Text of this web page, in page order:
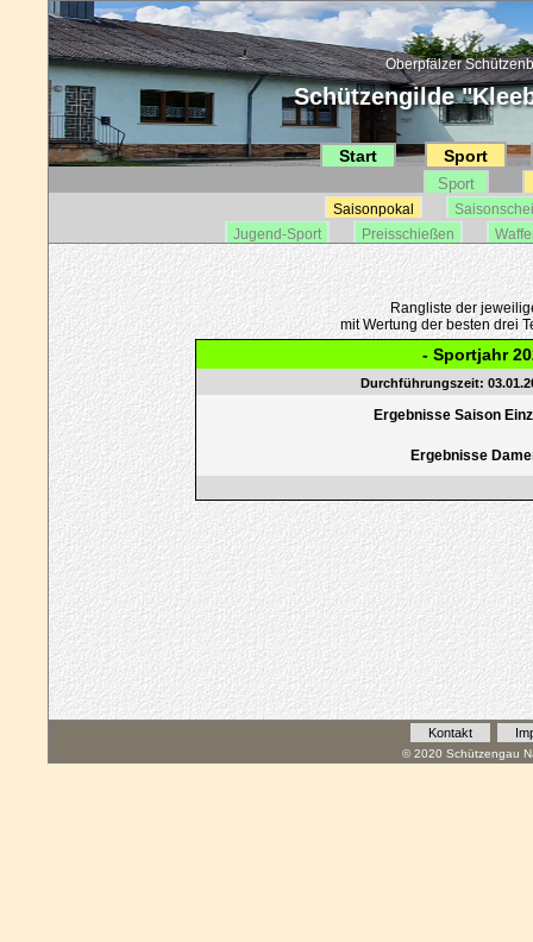
Oberpfälzer
Schützengilde
Start Sport
Sport
Saisonpokal
Jugend-Sport
Preisschießen
Rangliste der
mit Wertung der besten drei
- Sportjahr
Durchführungszeit:
Ergebnisse Saison
Ergebnisse
Kontakt
© 2020 Schützengau